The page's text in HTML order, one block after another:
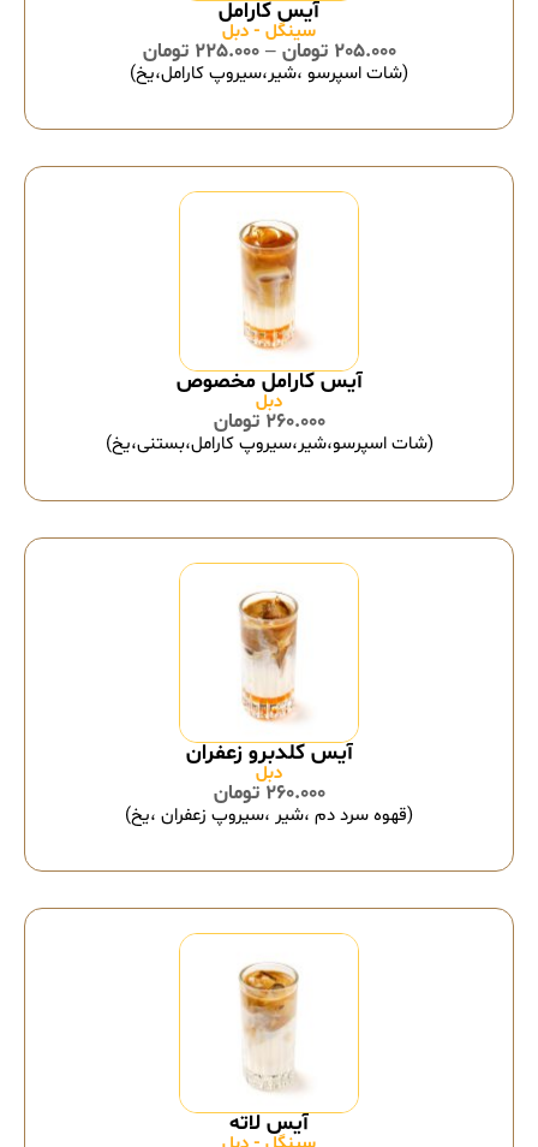
سینگل - دبل
205.000 تومان –
225.000 تومان
(شات اسپرسو ،شیر،سیروپ کارامل،یخ)
آیس کارامل مخصوص
دبل
260.000 تومان
(شات اسپرسو،شیر،سیروپ کارامل،بستنی،یخ)
آیس کلدبرو زعفران
دبل
260.000 تومان
(قهوه سرد دم ،شیر ،سیروپ زعفران ،یخ)